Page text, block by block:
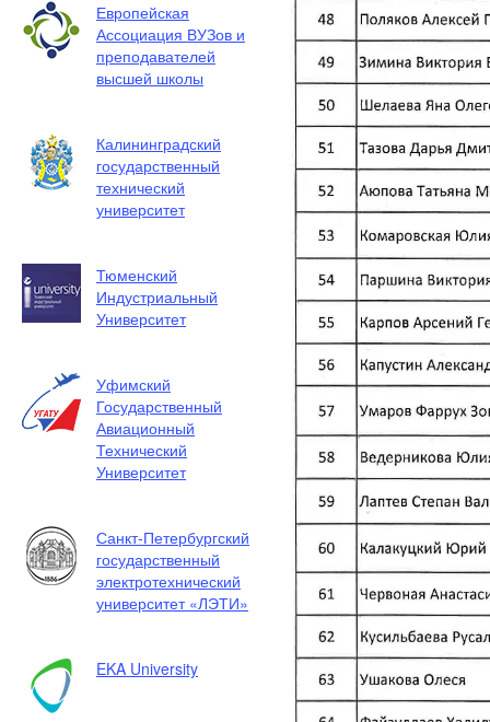
Европейская
Ассоциация ВУЗов и
преподавателей
высшей школы
Калининградский
государственный
технический
университет
Тюменский
Индустриальный
Университет
Уфимский
Государственный
Авиационный
Технический
Университет
Санкт-Петербургский
государственный
электротехнический
университет «ЛЭТИ»
EKA University